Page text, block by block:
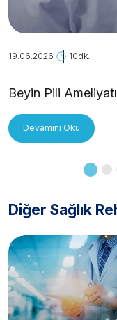
19.06.2026 10dk.
Beyin Pili
Devamını Oku
Diğer Sağlık